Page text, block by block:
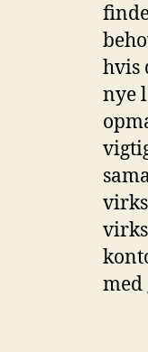
hvis
nye
med